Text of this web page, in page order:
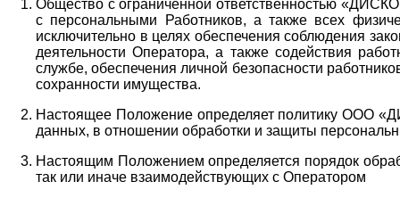
Общество с ограниченной ответственностью
с персональными Работников, а также всех
исключительно в целях обеспечения соблюдения
деятельности Оператора,а также содействия
службе, обеспечения личной безопасности
сохранности имущества.
Настоящее Положение определяет политику ООО
данных, в отношении обработки и защиты
Настоящим Положением определяется порядок
так или иначе взаимодействующих с Оператором